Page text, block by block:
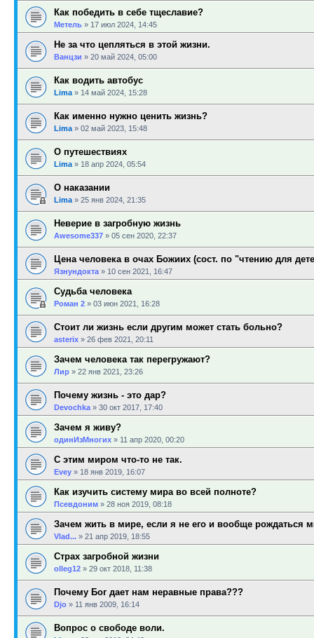
Как победить в себе тщеславие?
Метель » 17 июл 2024, 14:45
Не за что цепляться в этой жизни.
Ванцзи » 20 май 2024, 05:00
Как водить автобус
Lima » 14 май 2024, 15:28
Как именно нужно ценить жизнь?
Lima » 02 май 2023, 15:48
О путешествиях
Lima » 18 апр 2024, 05:54
О наказании
Lima » 25 янв 2024, 21:35
Неверие в загробную жизнь
Awesome337 » 05 сен 2020, 22:37
Цена человека в очах Божиих (сост. по "чтению для
Язнундокта » 10 сен 2021, 16:47
Cудьба человека
Роман 2 » 03 июн 2021, 16:28
Стоит ли жизнь если другим может стать больно?
asterix » 26 фев 2021, 20:11
Зачем человека так перегружают?
Лир » 22 янв 2021, 23:26
Почему жизнь - это дар?
Devochka » 30 окт 2017, 17:40
Зачем я живу?
одинИзМногих » 11 апр 2020, 00:20
С этим миром что-то не так.
Evey » 18 янв 2019, 16:07
Как изучить систему мира во всей полноте?
Псевдоним » 28 ноя 2019, 08:18
Зачем жить в мире, если я не его и вообще рождаться
Vlad... » 21 апр 2019, 18:55
Страх загробной жизни
olleg12 » 29 окт 2018, 11:38
Почему Бог дает нам неравные права???
Djo » 11 янв 2009, 16:14
Вопрос о свободе воли.